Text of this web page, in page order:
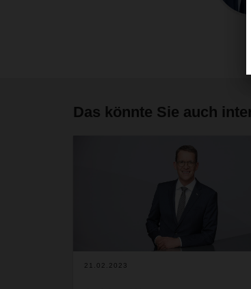
Das könnte Sie auch
21.02.2023